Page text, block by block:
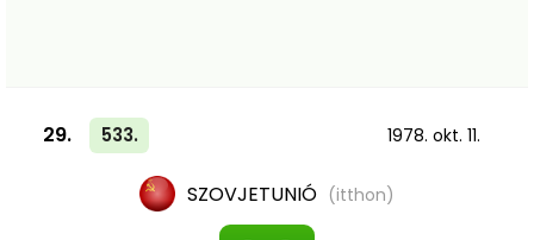
29. 533. 1978. okt. 11.
SZOVJETUNIÓ (itthon)